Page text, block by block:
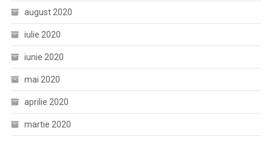
august 2020
iulie 2020
iunie 2020
mai 2020
aprilie 2020
martie 2020